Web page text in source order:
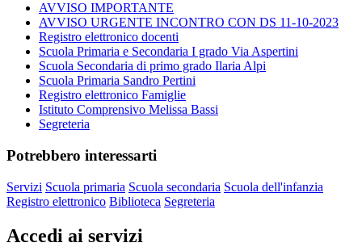
AVVISO IMPORTANTE
AVVISO URGENTE INCONTRO CON DS 11-10-2023
Registro elettronico docenti
Scuola Primaria e Secondaria I grado Via Aspertini
Scuola Secondaria di primo grado Ilaria Alpi
Scuola Primaria Sandro Pertini
Registro elettronico Famiglie
Istituto Comprensivo Melissa Bassi
Segreteria
Potrebbero interessarti
Servizi Scuola primaria Scuola secondaria Scuola dell'infanzia
Registro elettronico Biblioteca Segreteria
Accedi ai servizi